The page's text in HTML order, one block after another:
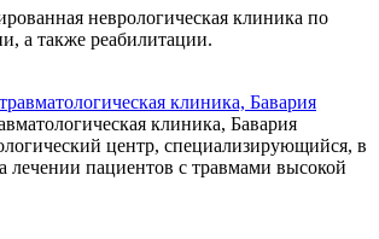
неврологическая клиника по
а также реабилитации.
клиника, Бавария
центр, cпециализирующийся, в
лечении пациентов с травмами высокой